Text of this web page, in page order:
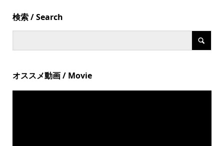
検索 / Search
オススメ動画 / Movie